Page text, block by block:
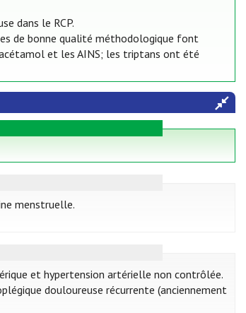
dans le RCP.
de bonne qualité méthodologique font
et les AINS; les triptans ont été
menstruelle.
et hypertension artérielle non contrôlée.
douloureuse récurrente (anciennement